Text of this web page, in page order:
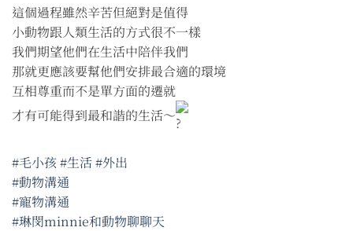
這個過程雖然辛苦但絕對是值得
小動物跟人類生活的方式很不一樣
我們期望他們在生活中陪伴我們
那就更應該要幫他們安排最合適的環境
互相尊重而不是單方面的遷就
才有可能得到最和諧的生活～
#毛小孩#生活#外出
#動物溝通
#寵物溝通
#琳閔minnie和動物聊聊天